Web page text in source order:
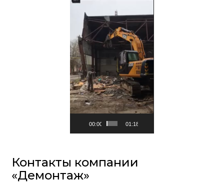
00:00 01:18
Контакты компании
«Демонтаж»